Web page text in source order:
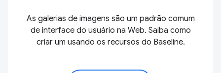
As galerias de imagens são um padrão comum
de interface do usuário na Web. Saiba como
criar um usando os recursos do Baseline.